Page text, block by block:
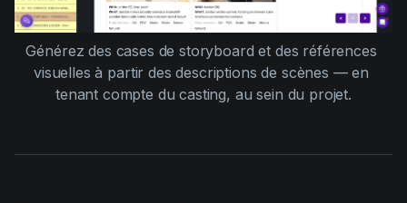
Générez des cases de storyboard et des références
visuelles à partir des descriptions de scènes — en
tenant compte du casting, au sein du projet.